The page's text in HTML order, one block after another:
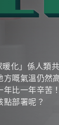
化」係人類
嘅氣溫仍然
比一年辛苦
部署呢？